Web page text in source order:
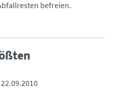
befreien.
22.09.2010